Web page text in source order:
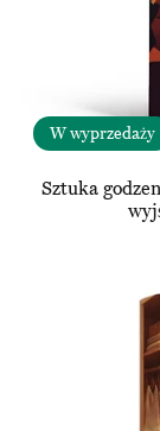
W wyprzedaży
Sztuka